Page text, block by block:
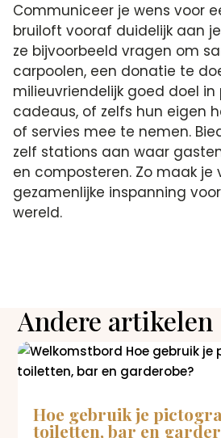
Communiceer je wens voor
bruiloft vooraf duidelijk aan
ze bijvoorbeeld vragen om
carpoolen, een donatie te
milieuvriendelijk goed doel
cadeaus, of zelfs hun eigen
of servies mee te nemen.
zelf stations aan waar
en composteren. Zo maak je
gezamenlijke inspanning
wereld.
Andere artikelen
Hoe gebruik je
toiletten, bar en